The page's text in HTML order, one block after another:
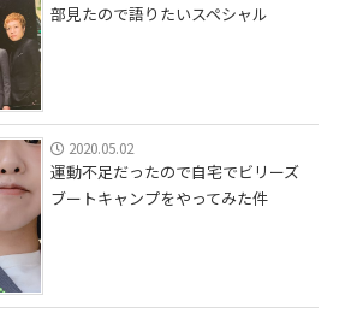
部見たので語りたいスペシャル
2020.05.02
運動不足だったので自宅でビリーズ
ブートキャンプをやってみた件